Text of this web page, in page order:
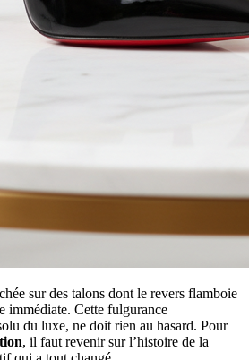
sur des talons dont le revers flamboie
immédiate. Cette fulgurance
du luxe, ne doit rien au hasard. Pour
, il faut revenir sur l’histoire de la